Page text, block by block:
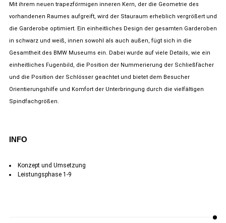
Mit ihrem neuen trapezförmigen inneren Kern, der die Geometrie des
vorhandenen Raumes aufgreift, wird der Stauraum erheblich vergrößert und
die Garderobe optimiert. Ein einheitliches Design der gesamten Garderoben
in schwarz und weiß, innen sowohl als auch außen, fügt sich in die
Gesamtheit des BMW Museums ein. Dabei wurde auf viele Details, wie ein
einheitliches Fugenbild, die Position der Nummerierung der Schließfächer
und die Position der Schlösser geachtet und bietet dem Besucher
Orientierungshilfe und Komfort der Unterbringung durch die vielfältigen
Spindfachgrößen.
INFO
Konzept und Umsetzung
Leistungsphase 1-9